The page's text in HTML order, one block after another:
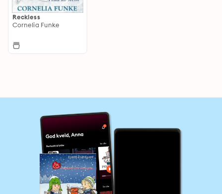
Reckless
Cornelia Funke